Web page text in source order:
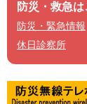
防災・救急は
防災・緊急情報
休日診察所